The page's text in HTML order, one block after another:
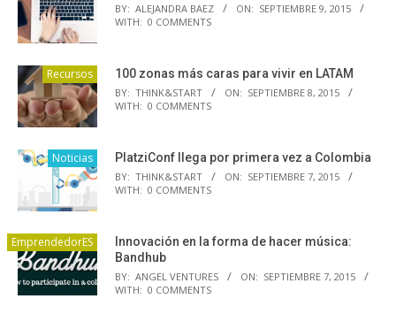
BY: ALEJANDRA BAEZ ON: SEPTIEMBRE 9, 2015
WITH: 0 COMMENTS
Recursos 100 zonas más caras para vivir en LATAM
BY: THINK&START ON: SEPTIEMBRE 8, 2015
WITH: 0 COMMENTS
Noticias PlatziConf llega por primera vez a Colombia
BY: THINK&START ON: SEPTIEMBRE 7, 2015
WITH: 0 COMMENTS
EmprendedorES
Innovación en la forma de hacer música:
Bandhub
BY: ANGEL VENTURES ON: SEPTIEMBRE 7, 2015
WITH: 0 COMMENTS